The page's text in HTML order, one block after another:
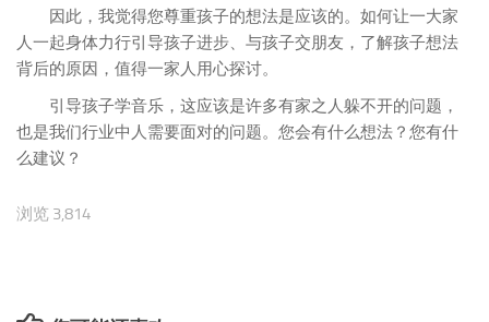
因此，我觉得您尊重孩子的想法是应该的。如何让一大家
人一起身体力行引导孩子进步、与孩子交朋友，了解孩子想法
背后的原因，值得一家人用心探讨。
引导孩子学音乐，这应该是许多有家之人躲不开的问题，
也是我们行业中人需要面对的问题。您会有什么想法？您有什
么建议？
浏览 3,814